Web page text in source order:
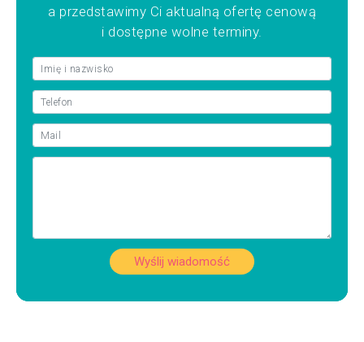
a przedstawimy Ci aktualną ofertę cenową
i dostępne wolne terminy.
Wyślij wiadomość